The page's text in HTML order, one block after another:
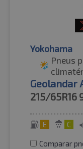
Yokohama
Pneus
Geolandar
215/65R16
E C
Comparar